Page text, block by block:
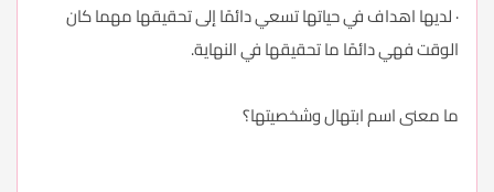
· لديها اهداف في حياتها تسعي دائمًا إلى تحقيقها مهما كان
الوقت فهي دائمًا ما تحقيقها في النهاية.
ما معنى اسم ابتهال وشخصيتها؟